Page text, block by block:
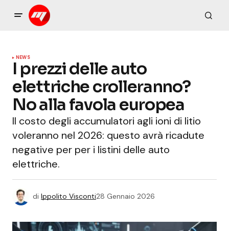
NEWS
I prezzi delle auto
elettriche crolleranno?
No alla favola europea
Il costo degli accumulatori agli ioni di litio
voleranno nel 2026: questo avrà ricadute
negative per per i listini delle auto
elettriche.
di Ippolito Visconti28 Gennaio 2026